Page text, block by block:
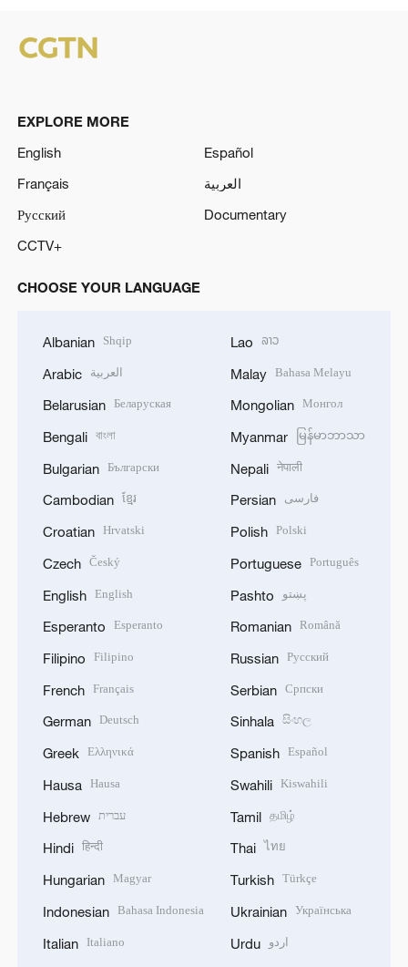
EXPLORE MORE
English
Español
Français
العربية
Русский
Documentary
CCTV+
CHOOSE YOUR LANGUAGE
Albanian Shqip
Arabic العربية
Belarusian Беларуская
Bengali বাংলা
Bulgarian Български
Cambodian ខ្មែរ
Croatian Hrvatski
Czech Český
English English
Esperanto Esperanto
Filipino Filipino
French Français
German Deutsch
Greek Ελληνικά
Hausa Hausa
Hebrew עברית
Hindi हिन्दी
Hungarian Magyar
Indonesian Bahasa Indonesia
Italian Italiano
Lao ລາວ
Malay Bahasa Melayu
Mongolian Монгол
Myanmar မြန်မာဘာသာ
Nepali नेपाली
Persian فارسی
Polish Polski
Portuguese Português
Pashto پښتو
Romanian Română
Russian Русский
Serbian Српски
Sinhala සිංහල
Spanish Español
Swahili Kiswahili
Tamil தமிழ்
Thai ไทย
Turkish Türkçe
Ukrainian Українська
Urdu اردو